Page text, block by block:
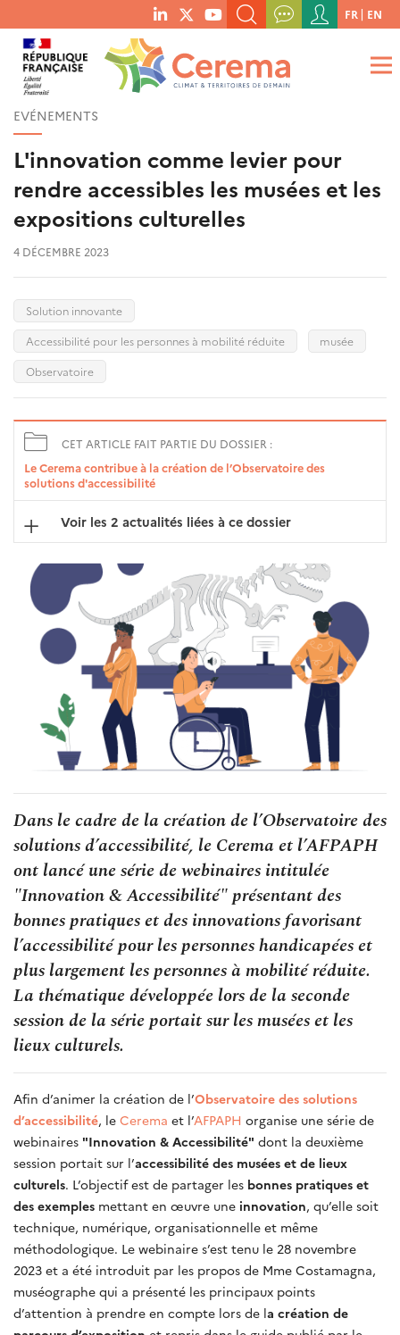
menu
social
links
RECHERCHER UN MOT-CLÉ, UNE PUBLICATION, ETC.
QUE RECHERCHEZ-VOUS ?
Menu
du
compte
de
FR EN
EVÉNEMENTS
L'innovation comme levier pour
rendre accessibles les musées et les
expositions culturelles
4 DÉCEMBRE 2023
Solution innovante
Accessibilité pour les personnes à mobilité réduite
musée
Observatoire
CET ARTICLE FAIT PARTIE DU DOSSIER :
Le Cerema contribue à la création de l’Observatoire des
solutions d'accessibilité
Voir les 2 actualités liées à ce dossier
Dans le cadre de la création de l’Observatoire des
solutions d’accessibilité, le Cerema et l’AFPAPH
ont lancé une série de webinaires intitulée
"Innovation & Accessibilité" présentant des
bonnes pratiques et des innovations favorisant
l’accessibilité pour les personnes handicapées et
plus largement les personnes à mobilité réduite.
La thématique développée lors de la seconde
session de la série portait sur les musées et les
lieux culturels.
Afin d’animer la création de l’Observatoire des solutions
d’accessibilité, le Cerema et l’AFPAPH organise une série de
webinaires "Innovation & Accessibilité" dont la deuxième
session portait sur l’accessibilité des musées et de lieux
culturels. L’objectif est de partager les bonnes pratiques et
des exemples mettant en œuvre une innovation, qu’elle soit
technique, numérique, organisationnelle et même
méthodologique. Le webinaire s’est tenu le 28 novembre
2023 et a été introduit par les propos de Mme Costamagna,
muséographe qui a présenté les principaux points
d’attention à prendre en compte lors de la création de